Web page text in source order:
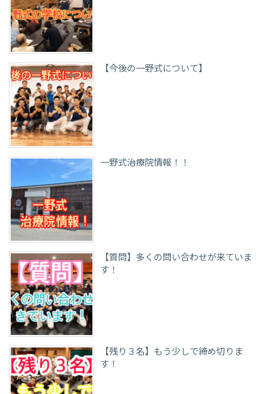
【今後の一野式について】
一野式治療院情報！！
【質問】多くの問い合わせが来ていま
す！
【残り３名】もう少しで締め切りま
す！